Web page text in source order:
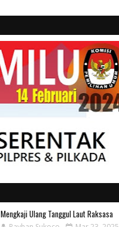
Mengkaji Ulang Tanggul Laut Raksasa